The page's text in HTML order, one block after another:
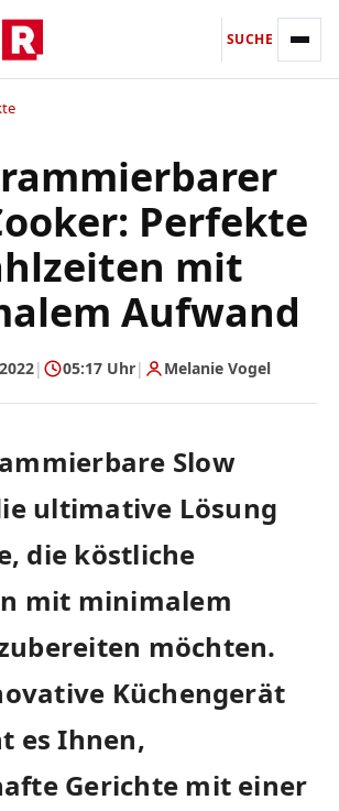
SUCHE
Perfekte
mit
Aufwand
| 05:17 Uhr| Melanie Vogel
Slow⁤
ultimative Lösung
die köstliche
mit minimalem
möchten.
Küchengerät
es Ihnen,
Gerichte mit einer